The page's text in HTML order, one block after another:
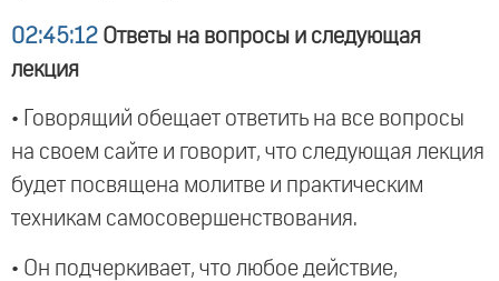
02:45:12 Ответы на вопросы и следующая
лекция
• Говорящий обещает ответить на все вопросы
на своем сайте и говорит, что следующая лекция
будет посвящена молитве и практическим
техникам самосовершенствования.
• Он подчеркивает, что любое действие,